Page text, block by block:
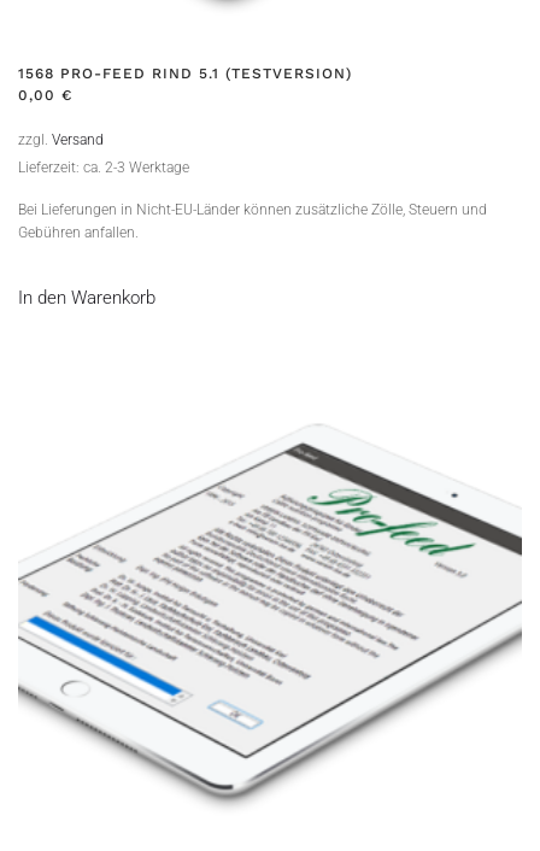
1568 PRO-FEED RIND 5.1 (TESTVERSION)
0,00 €
zzgl. Versand
Lieferzeit: ca. 2-3 Werktage
Bei Lieferungen in Nicht-EU-Länder können zusätzliche Zölle, Steuern und
Gebühren anfallen.
In den Warenkorb